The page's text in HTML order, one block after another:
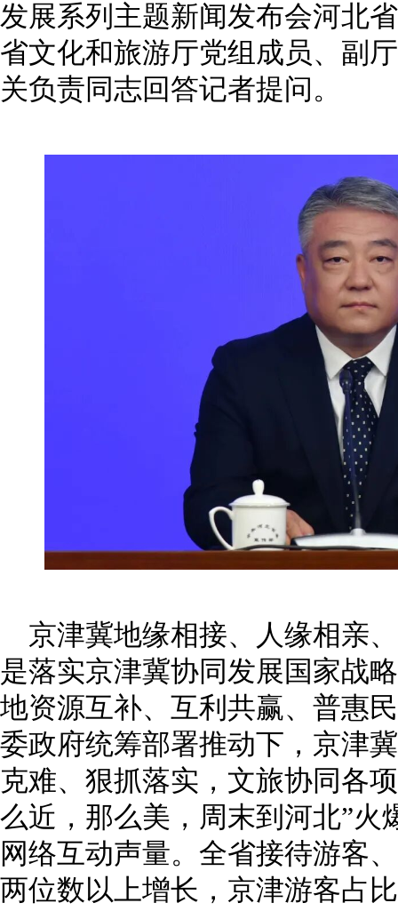
发展系列主题新闻发布会河北
省文化和旅游厅党组成员、副
关负责同志回答记者提问。
京津冀地缘相接、人缘相亲
是落实京津冀协同发展国家战
地资源互补、互利共赢、普惠
委政府统筹部署推动下，京津
克难、狠抓落实，文旅协同各
么近，那么美，周末到河北”火
网络互动声量。全省接待游客
两位数以上增长，京津游客占